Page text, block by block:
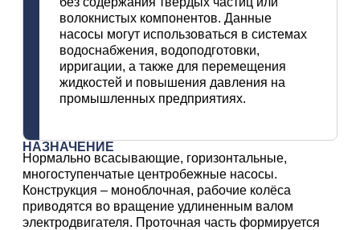
НАЗНАЧЕНИЕ
Нормально всасывающие, горизонтальные,
многоступенчатые центробежные насосы.
Конструкция – моноблочная, рабочие колёса
приводятся во вращение удлиненным валом
электродвигателя. Проточная часть формируется
волокнистых компонентов. Данные
насосы могут использоваться в системах
водоснабжения, водоподготовки,
ирригации, а также для перемещения
жидкостей и повышения давления на
промышленных предприятиях.